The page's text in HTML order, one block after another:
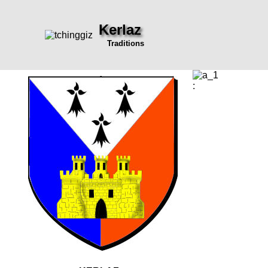
Kerlaz
Traditions
: